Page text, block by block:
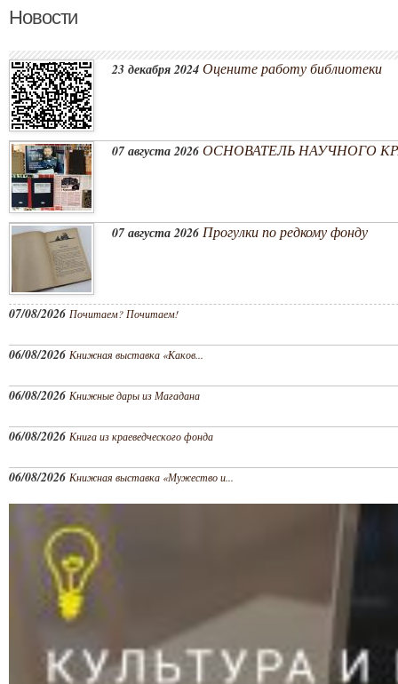
Новости
23 декабря 2024 Оцените работу библиотеки
07 августа 2026 ОСНОВАТЕЛЬ НАУЧНОГО
07 августа 2026 Прогулки по редкому фонду
07/08/2026 Почитаем? Почитаем!
06/08/2026 Книжная выставка «Каков...
06/08/2026 Книжные дары из Магадана
06/08/2026 Книга из краеведческого фонда
06/08/2026 Книжная выставка «Мужество и...